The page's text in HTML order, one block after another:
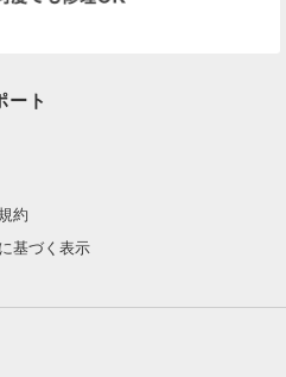
ート
約
基づく表示